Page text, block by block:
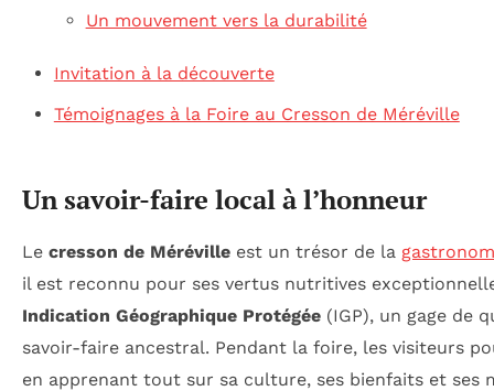
Un mouvement vers la durabilité
Invitation à la découverte
Témoignages à la Foire au Cresson de Méréville
Un savoir-faire local à l’honneur
Le cresson de Méréville est un trésor de la
il est reconnu pour ses vertus nutritives
Indication Géographique Protégée (IGP), un gage de
savoir-faire ancestral. Pendant la foire, les visiteurs
en apprenant tout sur sa culture, ses bienfaits et ses